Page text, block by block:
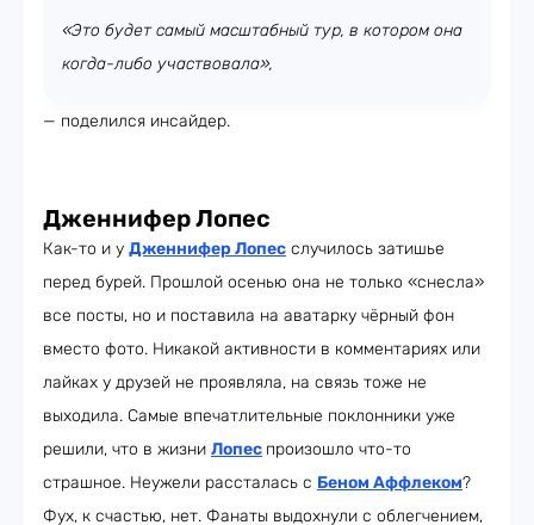
«Это будет самый масштабный тур, в котором она
когда-либо участвовала»,
— поделился инсайдер.
Дженнифер Лопес
Как-то и у Дженнифер Лопес случилось затишье
перед бурей. Прошлой осенью она не только «снесла»
все посты, но и поставила на аватарку чёрный фон
вместо фото. Никакой активности в комментариях или
лайках у друзей не проявляла, на связь тоже не
выходила. Самые впечатлительные поклонники уже
решили, что в жизни Лопес произошло что-то
страшное. Неужели рассталась с Беном Аффлеком?
Фух, к счастью, нет. Фанаты выдохнули с облегчением,